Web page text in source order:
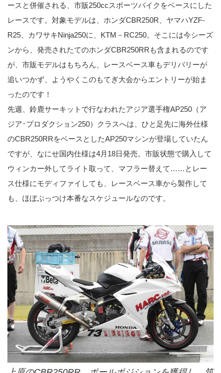
ースと併催される、市販250ccスポーツバイクをベースにした
レースです。対象モデルは、ホンダCBR250R、ヤマハYZF-
R25、カワサキNinja250に、KTM－RC250。そこには今シーズ
ンから、発売されたてのホンダCBR250RRも含まれるのです
が、市販モデルはもちろん、レースベース車もデリバリーが
追いつかず、ようやくこのもてぎ大会からエントリーが始ま
ったのです！
先週、鈴鹿サーキットで行なわれたアジア選手権AP250（ア
ジア･プロダクション250）クラスへは、ひと足先に海外仕様
のCBR250RRをベースとしたAP250マシンが登場していたん
ですが、なにせ国内仕様は4月18日発売。市販状態で購入して
ウィンカー外してライト取って、マフラー替えて……とレー
ス仕様にモディファイしても、レースベース車から製作して
も、ほぼぶっつけ本番なスケジュールなのです。